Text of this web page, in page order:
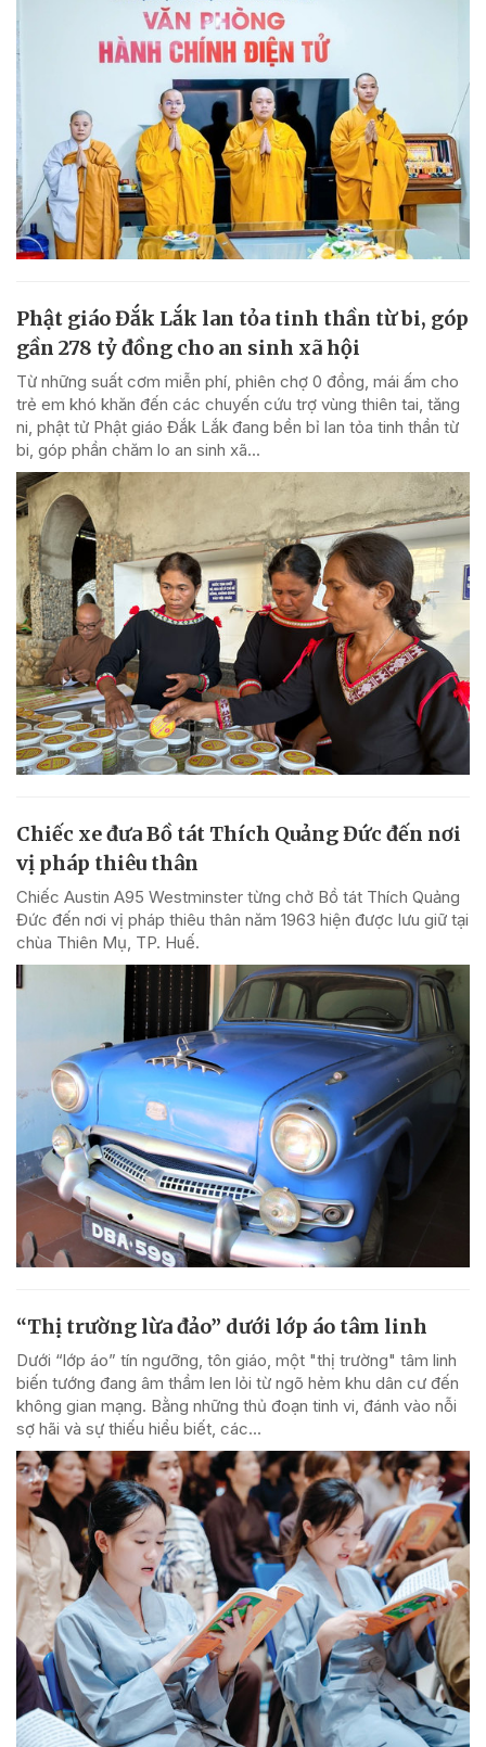
Phật giáo Đắk Lắk lan tỏa tinh thần từ bi, góp
gần 278 tỷ đồng cho an sinh xã hội
Từ những suất cơm miễn phí, phiên chợ 0 đồng, mái ấm cho
trẻ em khó khăn đến các chuyến cứu trợ vùng thiên tai, tăng
ni, phật tử Phật giáo Đắk Lắk đang bền bỉ lan tỏa tinh thần từ
bi, góp phần chăm lo an sinh xã...
Chiếc xe đưa Bồ tát Thích Quảng Đức đến nơi
vị pháp thiêu thân
Chiếc Austin A95 Westminster từng chở Bồ tát Thích Quảng
Đức đến nơi vị pháp thiêu thân năm 1963 hiện được lưu giữ tại
chùa Thiên Mụ, TP. Huế.
“Thị trường lừa đảo” dưới lớp áo tâm linh
Dưới “lớp áo” tín ngưỡng, tôn giáo, một "thị trường" tâm linh
biến tướng đang âm thầm len lỏi từ ngõ hẻm khu dân cư đến
không gian mạng. Bằng những thủ đoạn tinh vi, đánh vào nỗi
sợ hãi và sự thiếu hiểu biết, các...